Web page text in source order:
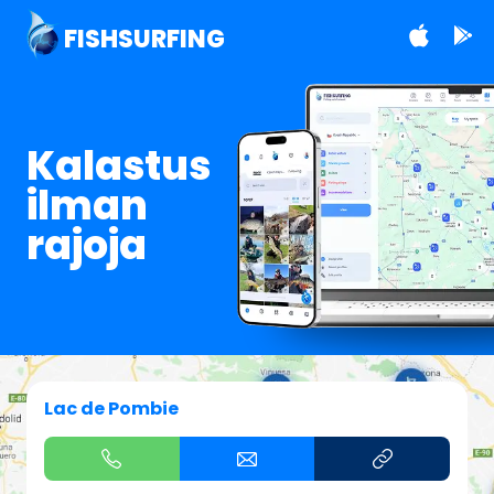
FISHSURFING
Kalastus
ilman
rajoja
Lac de Pombie